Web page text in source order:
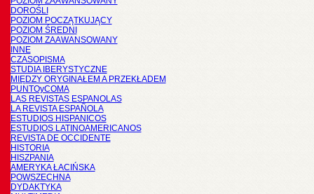
DOROŚLI
POZIOM POCZĄTKUJĄCY
POZIOM ŚREDNI
POZIOM ZAAWANSOWANY
INNE
CZASOPISMA
STUDIA IBERYSTYCZNE
MIĘDZY ORYGINAŁEM A PRZEKŁADEM
PUNTOyCOMA
LAS REVISTAS ESPANOLAS
LA REVISTA ESPAÑOLA
ESTUDIOS HISPANICOS
ESTUDIOS LATINOAMERICANOS
REVISTA DE OCCIDENTE
HISTORIA
HISZPANIA
AMERYKA ŁACIŃSKA
POWSZECHNA
DYDAKTYKA